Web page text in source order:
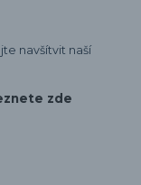
navšítvit naší
zde